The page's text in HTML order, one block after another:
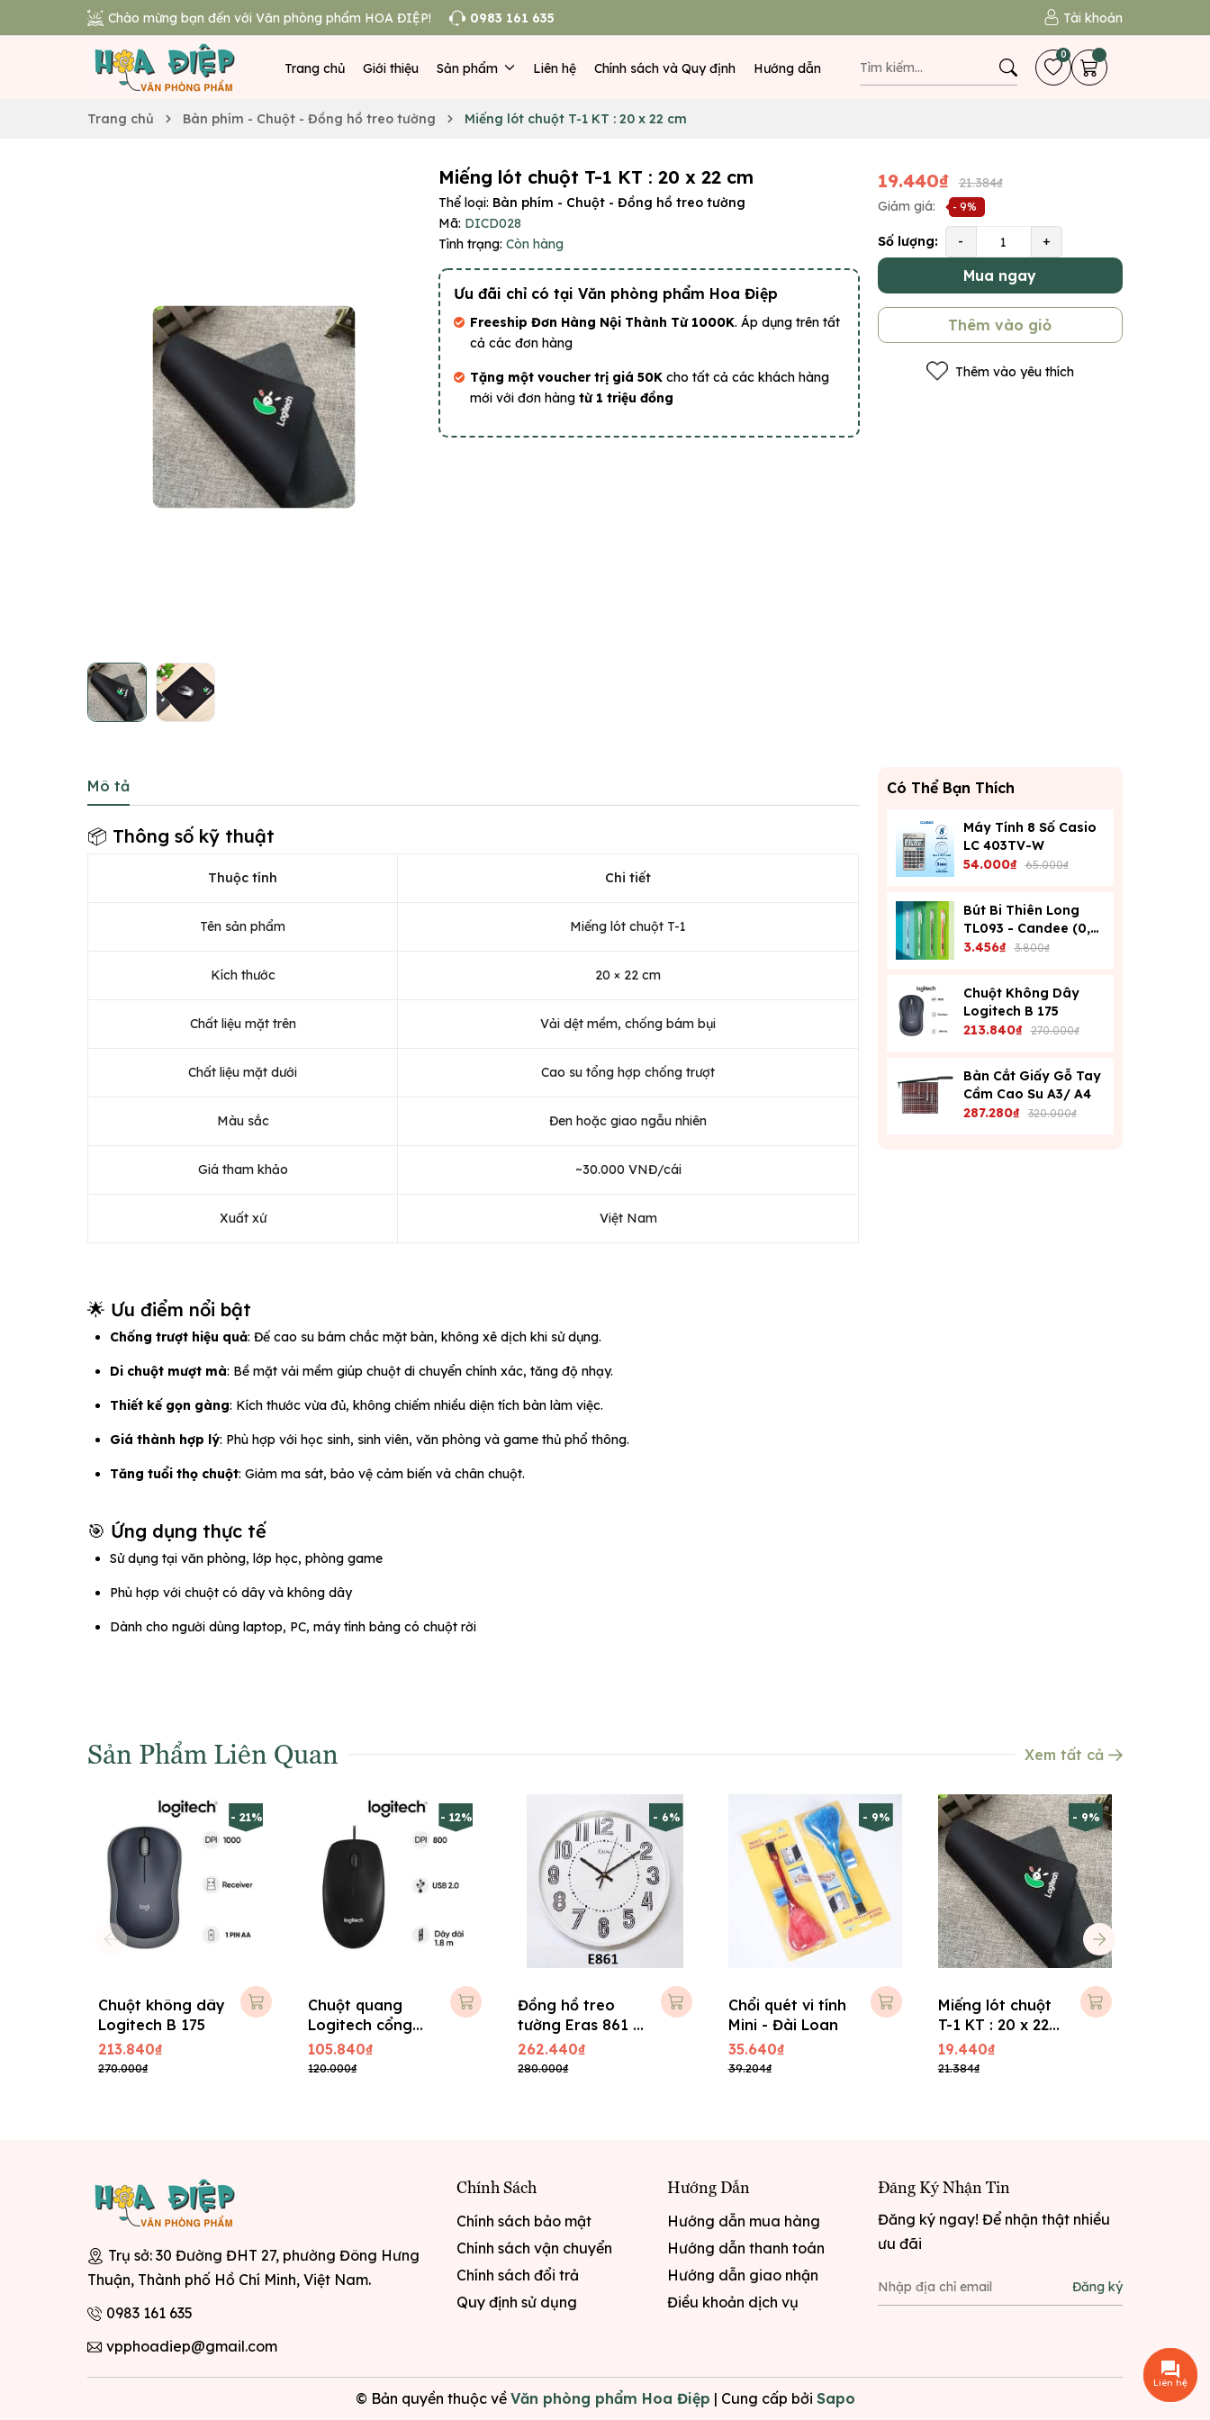
Chào mừng bạn đến với Văn phòng phẩm HOA ĐIỆP! 0983 161 635 Tài khoản
Trang chủ Giới thiệu Sản phẩm Liên hệ Chính sách và Quy định Hướng dẫn
0
Trang chủ Bàn phím - Chuột - Đồng hồ treo tường Miếng lót chuột T-1 KT : 20 x 22 cm
Miếng lót chuột T-1 KT : 20 x 22 cm
Thể loại: Bàn phím - Chuột - Đồng hồ treo tường
Mã: DICD028
Tình trạng: Còn hàng
Ưu đãi chỉ có tại Văn phòng phẩm Hoa Điệp
Freeship Đơn Hàng Nội Thành Từ 1000K. Áp dụng trên tất
cả các đơn hàng
Tặng một voucher trị giá 50K cho tất cả các khách hàng
mới với đơn hàng từ 1 triệu đồng
19.440₫
21.384₫
Giảm giá:
- 9%
Số lượng: - +
Mua ngay
Thêm vào giỏ
Thêm vào yêu thích
Có Thể Bạn Thích
Máy Tính 8 Số Casio
LC 403TV-W
54.000₫ 65.000₫
Bút Bi Thiên Long
TL093 - Candee (0,6
Mm) - Xanh
3.456₫ 3.800₫
Chuột Không Dây
Logitech B 175
213.840₫ 270.000₫
Bàn Cắt Giấy Gỗ Tay
Cầm Cao Su A3/ A4
287.280₫ 320.000₫
Mô tả
📦 Thông số kỹ thuật
Thuộc tính Chi tiết
Tên sản phẩm Miếng lót chuột T-1
Kích thước 20 × 22 cm
Chất liệu mặt trên Vải dệt mềm, chống bám bụi
Chất liệu mặt dưới Cao su tổng hợp chống trượt
Màu sắc Đen hoặc giao ngẫu nhiên
Giá tham khảo ~30.000 VNĐ/cái
Xuất xứ Việt Nam
🌟 Ưu điểm nổi bật
Chống trượt hiệu quả: Đế cao su bám chắc mặt bàn, không xê dịch khi sử dụng.
Di chuột mượt mà: Bề mặt vải mềm giúp chuột di chuyển chính xác, tăng độ nhạy.
Thiết kế gọn gàng: Kích thước vừa đủ, không chiếm nhiều diện tích bàn làm việc.
Giá thành hợp lý: Phù hợp với học sinh, sinh viên, văn phòng và game thủ phổ thông.
Tăng tuổi thọ chuột: Giảm ma sát, bảo vệ cảm biến và chân chuột.
🎯 Ứng dụng thực tế
Sử dụng tại văn phòng, lớp học, phòng game
Phù hợp với chuột có dây và không dây
Dành cho người dùng laptop, PC, máy tính bảng có chuột rời
Sản Phẩm Liên Quan Xem tất cả
- 21%
Chuột không dây
Logitech B 175
213.840₫
270.000₫
- 12%
Chuột quang
Logitech cổng
USB, B100
105.840₫
120.000₫
- 6%
Đồng hồ treo
tường Eras 861 -
ĐK : 30 cm
262.440₫
280.000₫
- 9%
Chổi quét vi tính
Mini - Đài Loan
35.640₫
39.204₫
- 9%
Miếng lót chuột
T-1 KT : 20 x 22
cm
19.440₫
21.384₫
Trụ sở: 30 Đường ĐHT 27, phường Đông Hưng
Thuận, Thành phố Hồ Chí Minh, Việt Nam.
0983 161 635
vpphoadiep@gmail.com
Chính Sách
Chính sách bảo mật
Chính sách vận chuyển
Chính sách đổi trả
Quy định sử dụng
Hướng Dẫn
Hướng dẫn mua hàng
Hướng dẫn thanh toán
Hướng dẫn giao nhận
Điều khoản dịch vụ
Đăng Ký Nhận Tin
Đăng ký ngay! Để nhận thật nhiều
ưu đãi
Đăng ký
© Bản quyền thuộc về Văn phòng phẩm Hoa Điệp | Cung cấp bởi Sapo
Liên hệ